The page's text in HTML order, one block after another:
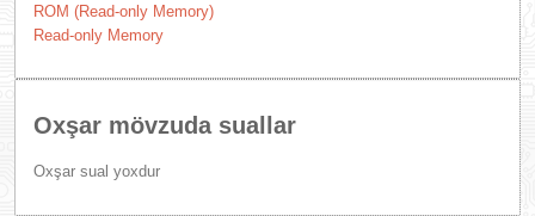
ROM (Read-only Memory)
Read-only Memory
Oxşar mövzuda suallar
Oxşar sual yoxdur